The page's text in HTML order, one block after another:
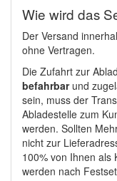
Wie wird das
Der Versand
ohne Vertragen.
Die Zufahrt zur
befahrbarund
sein, muss der
Abladestelle zum
werden. Sollten
nicht zur
100% von Ihnen als
werden nach